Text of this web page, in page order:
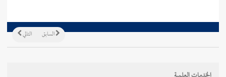
التالي السابق